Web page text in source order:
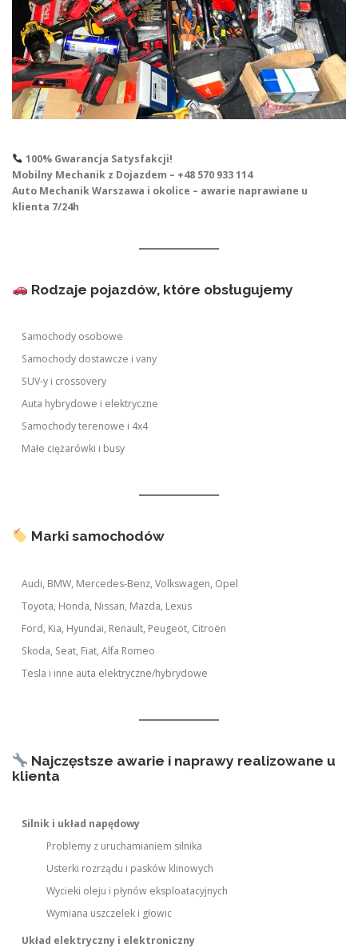
100% Gwarancja Satysfakcji!
Mobilny Mechanik z Dojazdem – +48 570 933 114
Auto Mechanik Warszawa i okolice – awarie naprawiane u
klienta 7/24h
Rodzaje pojazdów, które obsługujemy
Samochody osobowe
Samochody dostawcze i vany
SUV-y i crossovery
Auta hybrydowe i elektryczne
Samochody terenowe i 4x4
Małe ciężarówki i busy
Marki samochodów
Audi, BMW, Mercedes-Benz, Volkswagen, Opel
Toyota, Honda, Nissan, Mazda, Lexus
Ford, Kia, Hyundai, Renault, Peugeot, Citroën
Skoda, Seat, Fiat, Alfa Romeo
Tesla i inne auta elektryczne/hybrydowe
Najczęstsze awarie i naprawy realizowane u
klienta
Silnik i układ napędowy
Problemy z uruchamianiem silnika
Usterki rozrządu i pasków klinowych
Wycieki oleju i płynów eksploatacyjnych
Wymiana uszczelek i głowic
Układ elektryczny i elektroniczny